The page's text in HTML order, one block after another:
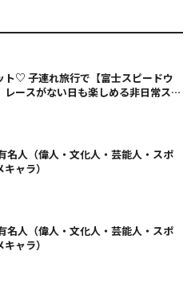
ト♡ 子連れ旅行で【富士スピードウ
レースがない日も楽しめる非日常ステ
名人（偉人・文化人・芸能人・スポ
ャラ）
名人（偉人・文化人・芸能人・スポ
ャラ）